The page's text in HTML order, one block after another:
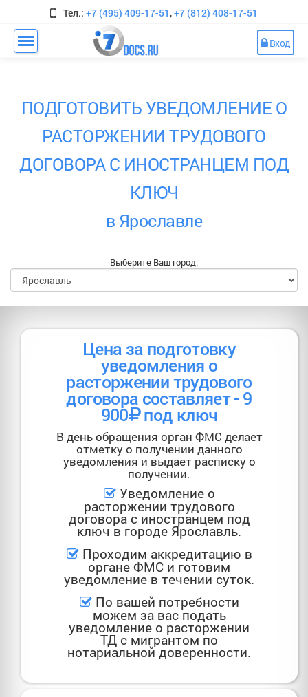
Тел.: +7 (495) 409-17-51,+7 (812) 408-17-51
Вход
ПОДГОТОВИТЬ УВЕДОМЛЕНИЕ О
РАСТОРЖЕНИИ ТРУДОВОГО
ДОГОВОРА С ИНОСТРАНЦЕМ ПОД
КЛЮЧ
в Ярославле
Выберите Ваш город:
Цена за подготовку
уведомления о
расторжении трудового
договора составляет - 9
900 под ключ
В день обращения орган ФМС делает
отметку о получении данного
уведомления и выдает расписку о
получении.
Уведомление о
расторжении трудового
договора с иностранцем под
ключ в городе Ярославль.
Проходим аккредитацию в
органе ФМС и готовим
уведомление в течении суток.
По вашей потребности
можем за вас подать
уведомление о расторжении
ТД с мигрантом по
нотариальной доверенности.